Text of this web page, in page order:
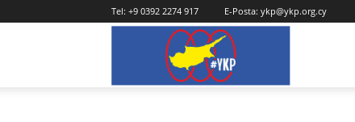
Tel: +9 0392 2274 917 E-Posta: ykp@ykp.org.cy